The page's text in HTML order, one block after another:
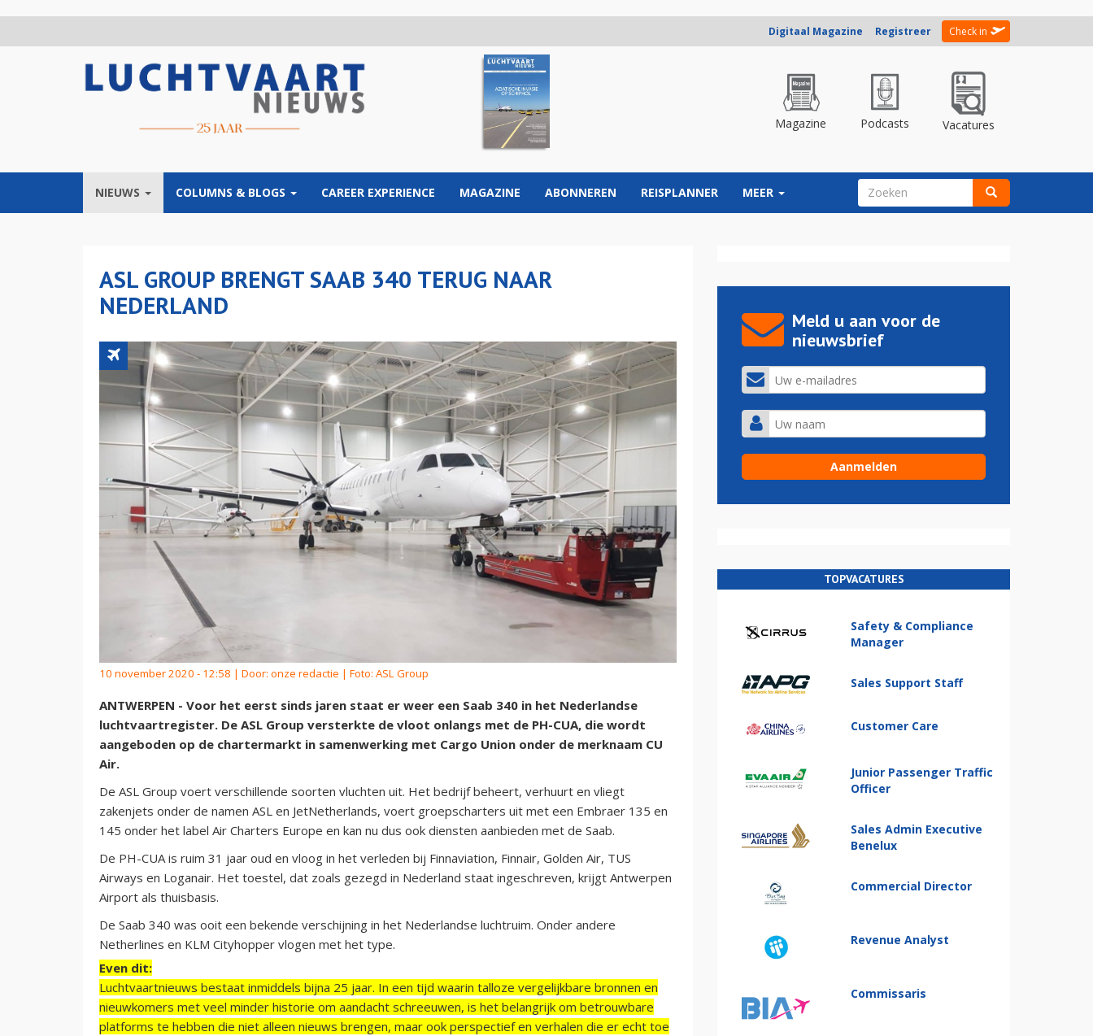
Digitaal Magazine Registreer Check in
Magazine Podcasts Vacatures
NIEUWS COLUMNS & BLOGS CAREER EXPERIENCE MAGAZINE ABONNEREN REISPLANNER MEER ZOEKVELD
ASL GROUP BRENGT SAAB 340 TERUG NAAR
NEDERLAND
10 november 2020 - 12:58 | Door: onze redactie | Foto: ASL Group
ANTWERPEN - Voor het eerst sinds jaren staat er weer een Saab 340 in het Nederlandse
luchtvaartregister. De ASL Group versterkte de vloot onlangs met de PH-CUA, die wordt
aangeboden op de chartermarkt in samenwerking met Cargo Union onder de merknaam CU
Air.
De ASL Group voert verschillende soorten vluchten uit. Het bedrijf beheert, verhuurt en vliegt
zakenjets onder de namen ASL en JetNetherlands, voert groepscharters uit met een Embraer 135 en
145 onder het label Air Charters Europe en kan nu dus ook diensten aanbieden met de Saab.
De PH-CUA is ruim 31 jaar oud en vloog in het verleden bij Finnaviation, Finnair, Golden Air, TUS
Airways en Loganair. Het toestel, dat zoals gezegd in Nederland staat ingeschreven, krijgt Antwerpen
Airport als thuisbasis.
De Saab 340 was ooit een bekende verschijning in het Nederlandse luchtruim. Onder andere
Netherlines en KLM Cityhopper vlogen met het type.
Even dit:
Luchtvaartnieuws bestaat inmiddels bijna 25 jaar. In een tijd waarin talloze vergelijkbare bronnen en
nieuwkomers met veel minder historie om aandacht schreeuwen, is het belangrijk om betrouwbare
platforms te hebben die niet alleen nieuws brengen, maar ook perspectief en verhalen die er echt toe
Meld u aan voor de
nieuwsbrief
TOPVACATURES
Safety & Compliance
Manager
Sales Support Staff
Customer Care
Junior Passenger Traffic
Officer
Sales Admin Executive
Benelux
Commercial Director
Revenue Analyst
Commissaris